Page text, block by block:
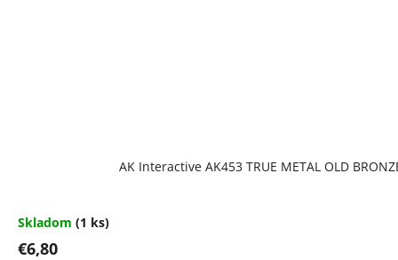
AK Interactive AK453 TRUE METAL OLD
Skladom (1 ks)
€6,80